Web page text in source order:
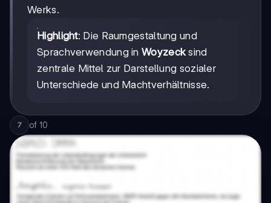
Werks.
Highlight: Die Raumgestaltung und
Sprachverwendung inWoyzeck sind
zentrale Mittel zur Darstellung sozialer
Unterschiede und Machtverhältnisse.
7 of 10